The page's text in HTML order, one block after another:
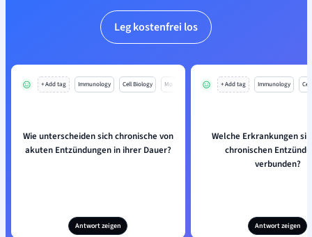
Leg kostenfrei los
+ Add tag Immunology Cell Biology Mo
Wie unterscheiden sich chronische von
akuten Entzündungen in ihrer Dauer?
Antwort zeigen
+ Add tag Immunology
Welche Erkrankungen
chronischen
verbunden?
Antwort zeigen